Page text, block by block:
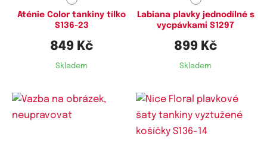
Aténie Color tankiny tílko
S136-23
849 Kč
Skladem
Labiana plavky jednodílné s
vycpávkami S1297
899 Kč
Skladem